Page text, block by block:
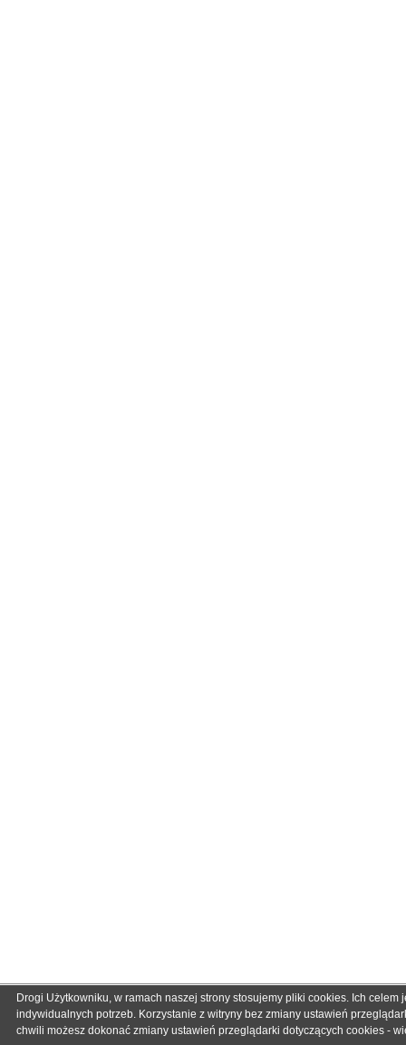
Drogi Użytkowniku, w ramach naszej strony stosujemy pliki cookies. Ich
indywidualnych potrzeb. Korzystanie z witryny bez zmiany ustawień
chwili możesz dokonać zmiany ustawień przeglądarki dotyczących cookies -